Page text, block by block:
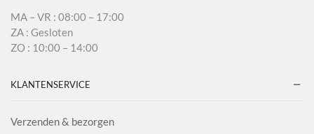
MA – VR : 08:00 – 17:00
ZA : Gesloten
ZO : 10:00 – 14:00
KLANTENSERVICE
Verzenden & bezorgen